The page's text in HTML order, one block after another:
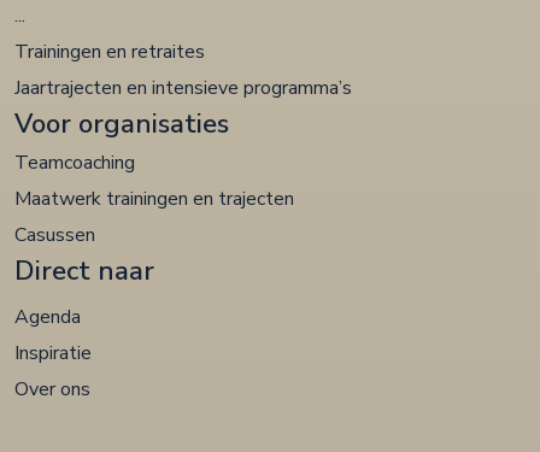
...
Trainingen en retraites
Jaartrajecten en intensieve programma’s
Voor organisaties
Teamcoaching
Maatwerk trainingen en trajecten
Casussen
Direct naar
Agenda
Inspiratie
Over ons